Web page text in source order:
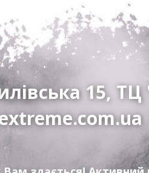
15,